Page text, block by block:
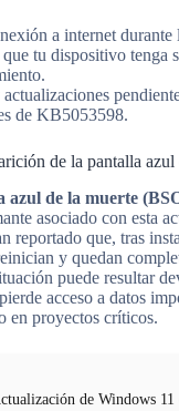
a internet durante
tu dispositivo tenga
de KB5053598.
de la pantalla azul
azul de la muerte
asociado con esta
reportado que, tras
y quedan
puede resultar
acceso a datos
en proyectos críticos.
de Windows